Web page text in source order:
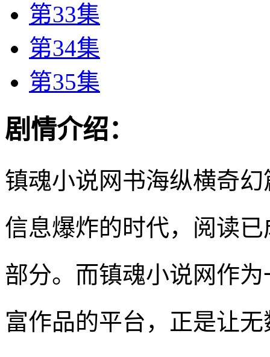
第33集
第34集
第35集
剧情介绍：
镇魂小说网书海纵横奇
信息爆炸的时代，阅读
部分。而镇魂小说网作
富作品的平台，正是让